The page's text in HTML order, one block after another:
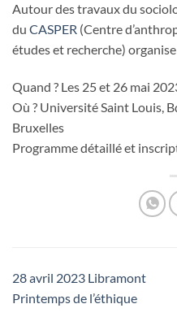
Autour des travaux du
du CASPER (Centre
études et recherche)
Quand ? Les 25 et 26 mai
Où ? Université Saint Louis,
Bruxelles
Programme détaillé et
28 avril 2023 Libramont
Printemps de l’éthique